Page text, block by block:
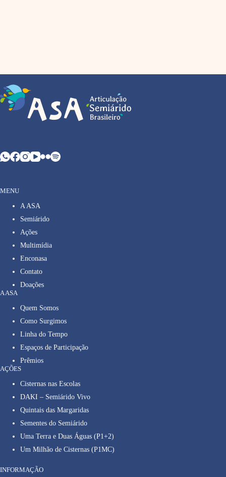
MENU
A ASA
Semiárido
Ações
Multimídia
Enconasa
Contato
Doações
A ASA
Quem Somos
Como Surgimos
Linha do Tempo
Espaços de Participação
Prêmios
AÇÕES
Cisternas nas Escolas
DAKI – Semiárido Vivo
Quintais das Margaridas
Sementes do Semiárido
Uma Terra e Duas Águas (P1+2)
Um Milhão de Cisternas (P1MC)
INFORMAÇÃO